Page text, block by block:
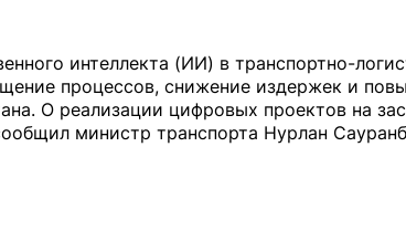
интеллекта (ИИ) в транспортно-
процессов, снижение издержек и
О реализации цифровых проектов на
министр транспорта Нурлан